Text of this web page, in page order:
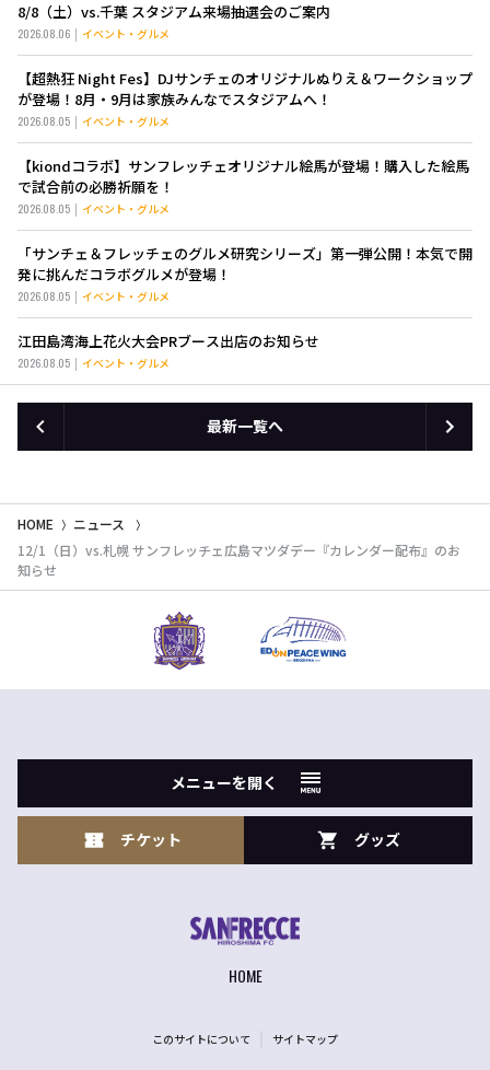
8/8（土）vs.千葉 スタジアム来場抽選会のご案内
2026.08.06 イベント・グルメ
【超熱狂 Night Fes】DJサンチェのオリジナルぬりえ＆ワークショップ
が登場！8月・9月は家族みんなでスタジアムへ！
2026.08.05 イベント・グルメ
【kiondコラボ】サンフレッチェオリジナル絵馬が登場！購入した絵馬
で試合前の必勝祈願を！
2026.08.05 イベント・グルメ
「サンチェ＆フレッチェのグルメ研究シリーズ」第一弾公開！本気で開
発に挑んだコラボグルメが登場！
2026.08.05 イベント・グルメ
江田島湾海上花火大会PRブース出店のお知らせ
2026.08.05 イベント・グルメ
最新一覧へ
HOME
ニュース
12/1（日）vs.札幌 サンフレッチェ広島マツダデー『カレンダー配布』のお
知らせ
メニューを開く
チケット グッズ
HOME
このサイトについて サイトマップ